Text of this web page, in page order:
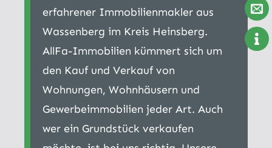
erfahrener Immobilienmakler aus
Wassenberg im Kreis Heinsberg.
AllFa-Immobilien kümmert sich um
den Kauf und Verkauf von
Wohnungen, Wohnhäusern und
Gewerbeimmobilien jeder Art. Auch
wer ein Grundstück verkaufen